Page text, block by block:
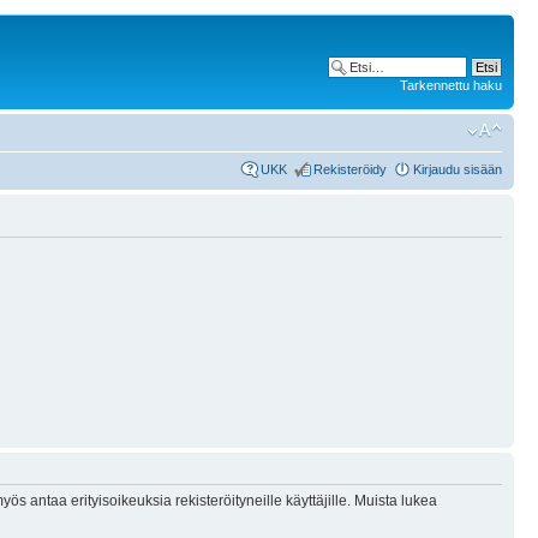
Tarkennettu haku
UKK Rekisteröidy Kirjaudu sisään
antaa erityisoikeuksia rekisteröityneille käyttäjille. Muista lukea